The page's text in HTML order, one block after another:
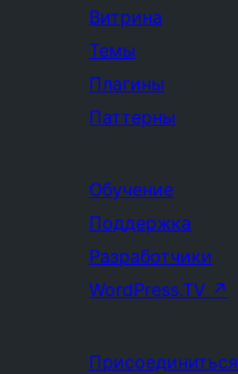
Витрина
Темы
Плагины
Паттерны
Обучение
Поддержка
Разработчики
WordPress.TV ↗
Присоединиться